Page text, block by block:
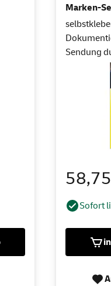
Marken-
Sendung
Sofort